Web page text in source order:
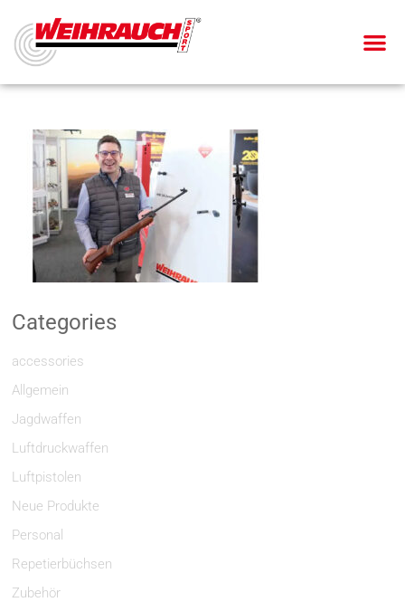
Categories
accessories
Allgemein
Jagdwaffen
Luftdruckwaffen
Luftpistolen
Neue Produkte
Personal
Repetierbüchsen
Zubehör